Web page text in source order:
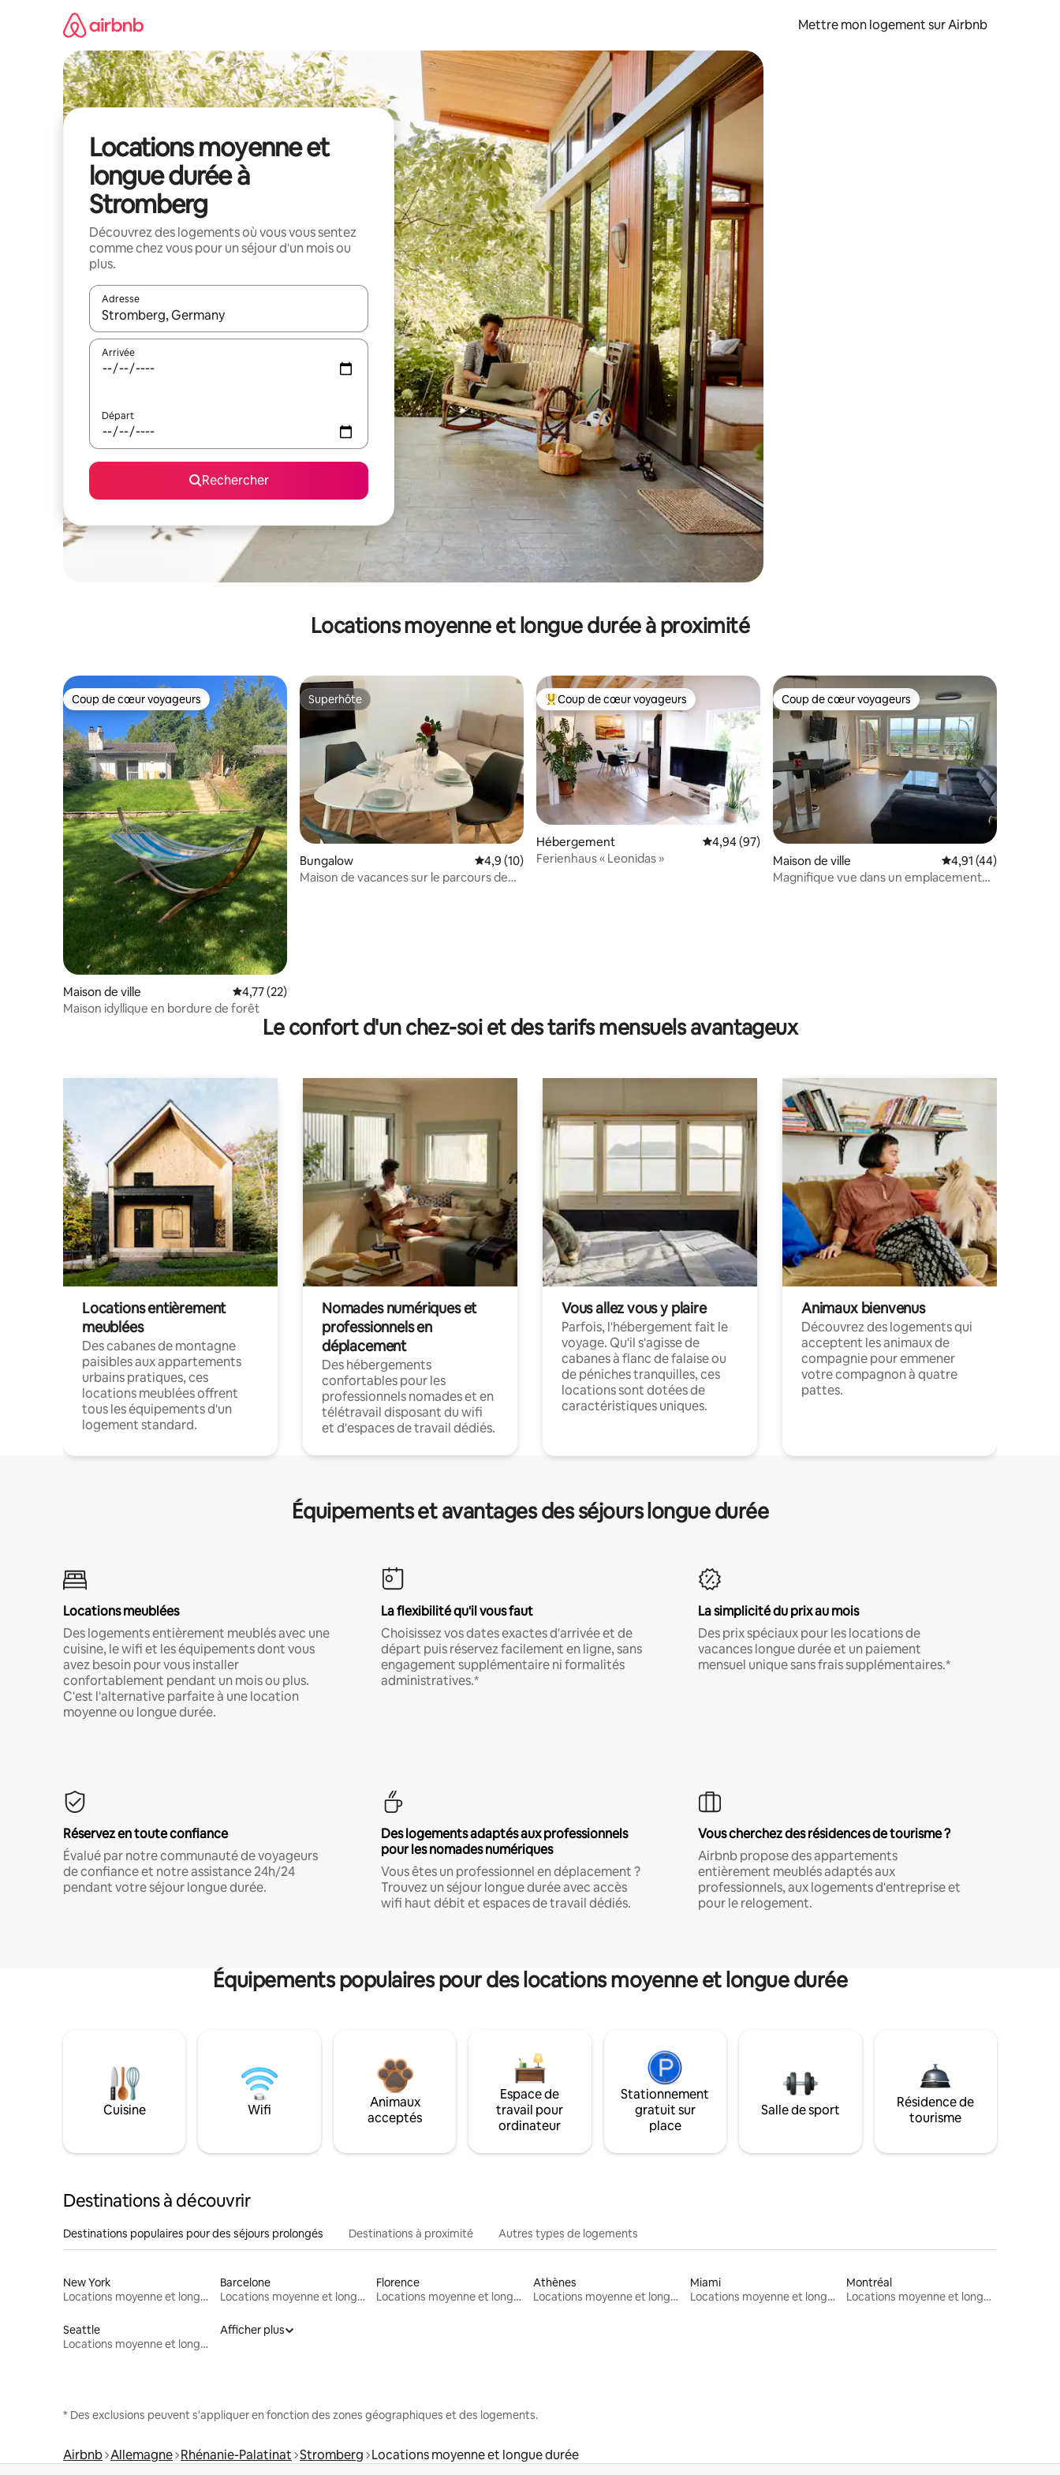
Mettre mon logement sur Airbnb
Locations moyenne et
longue durée à
Stromberg
Découvrez des logements où vous vous sentez
comme chez vous pour un séjour d'un mois ou
plus.
Adresse
Lorsque les résultats s'affichent, utilisez les flèches vers le haut et vers le bas pour les parcourir ou en appuyant et en faisant glisser.
Arrivée
Départ
Rechercher
Locations moyenne et longue durée à proximité
Coup de cœur voyageurs
Coup de cœur voyageurs
Maison de ville Évaluation moyenne sur la base de 22 commentaires : 4,77 sur 5
4,77 (22)
Maison idyllique en bordure de forêt
Superhôte
Superhôte
Bungalow Évaluation moyenne sur la base de 10 commentaires : 4,9 sur 5
4,9 (10)
Maison de vacances sur le parcours de
Coups de cœur voyageurs les plus appréciés
Coup de cœur voyageurs
Hébergement Évaluation moyenne sur la base de 97 commentaires : 4,94 sur 5
4,94 (97)
Ferienhaus « Leonidas »
Coup de cœur voyageurs
Coup de cœur voyageurs
Maison de ville Évaluation moyenne
4,91 (44)
Magnifique vue dans un emplacement
Le confort d'un chez-soi et des tarifs mensuels avantageux
Locations entièrement
meublées
Des cabanes de montagne
paisibles aux appartements
urbains pratiques, ces
locations meublées offrent
tous les équipements d'un
logement standard.
Nomades numériques et
professionnels en
déplacement
Des hébergements
confortables pour les
professionnels nomades et en
télétravail disposant du wifi
et d'espaces de travail dédiés.
Vous allez vous y plaire
Parfois, l'hébergement fait le
voyage. Qu'il s'agisse de
cabanes à flanc de falaise ou
de péniches tranquilles, ces
locations sont dotées de
caractéristiques uniques.
Animaux bienvenus
Découvrez des logements qui
acceptent les animaux de
compagnie pour emmener
votre compagnon à quatre
pattes.
Équipements et avantages des séjours longue durée
Locations meublées
Des logements entièrement meublés avec une
cuisine, le wifi et les équipements dont vous
avez besoin pour vous installer
confortablement pendant un mois ou plus.
C'est l'alternative parfaite à une location
moyenne ou longue durée.
La flexibilité qu'il vous faut
Choisissez vos dates exactes d'arrivée et de
départ puis réservez facilement en ligne, sans
engagement supplémentaire ni formalités
administratives.*
La simplicité du prix au mois
Des prix spéciaux pour les locations de
vacances longue durée et un paiement
mensuel unique sans frais supplémentaires.*
Réservez en toute confiance
Évalué par notre communauté de voyageurs
de confiance et notre assistance 24h/24
pendant votre séjour longue durée.
Des logements adaptés aux professionnels
pour les nomades numériques
Vous êtes un professionnel en déplacement ?
Trouvez un séjour longue durée avec accès
wifi haut débit et espaces de travail dédiés.
Vous cherchez des résidences de tourisme ?
Airbnb propose des appartements
entièrement meublés adaptés aux
professionnels, aux logements d'entreprise et
pour le relogement.
Équipements populaires pour des locations moyenne et longue durée
Cuisine Wifi
Animaux
acceptés
Espace de
travail pour
ordinateur
Stationnement
gratuit sur
place
Salle de sport
Résidence de
tourisme
Destinations à découvrir
Destinations populaires pour des séjours prolongés Destinations à proximité Autres types de logements
New York
Locations moyenne et longue durée
Barcelone
Locations moyenne et longue durée
Florence
Locations moyenne et longue durée
Athènes
Locations moyenne et longue durée
Miami
Locations moyenne et longue durée
Montréal
Locations moyenne et longue durée
Seattle
Locations moyenne et longue durée
Afficher plus
* Des exclusions peuvent s'appliquer en fonction des zones géographiques et des logements.
Airbnb Allemagne Rhénanie-Palatinat Stromberg Locations moyenne et longue durée